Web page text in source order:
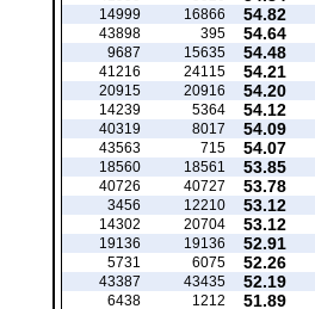
54.82
16866
14999
54.64
395
43898
54.48
15635
9687
54.21
24115
41216
54.20
20916
20915
54.12
5364
14239
54.09
8017
40319
54.07
715
43563
53.85
18561
18560
53.78
40727
40726
53.12
12210
3456
53.12
20704
14302
52.91
19136
19136
52.26
6075
5731
52.19
43435
43387
51.89
1212
6438